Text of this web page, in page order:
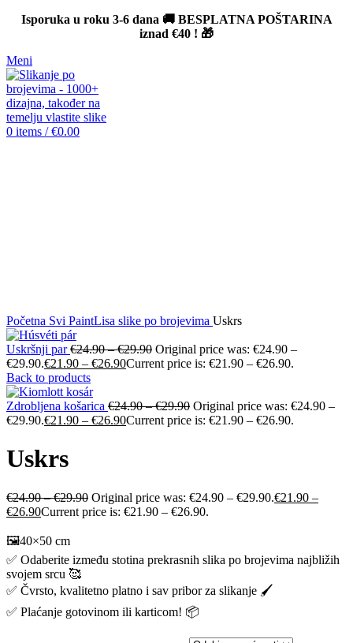
Isporuka u roku 3-6 dana 🚚 BESPLATNA POŠTARINA
iznad €40 ! 🎁
Meni
0 items / €0.00
Početna Svi PaintLisa slike po brojevima Uskrs
Uskršnji par€24.90–€29.90 Original price was: €24.90 –
€29.90.€21.90 – €26.90Current price is: €21.90 – €26.90.
Back to products
Zdrobljena košarica €24.90–€29.90 Original price was: €24.90 –
€29.90.€21.90 – €26.90Current price is: €21.90 – €26.90.
Uskrs
€24.90–€29.90 Original price was: €24.90 – €29.90.€21.90 –
€26.90Current price is: €21.90 – €26.90.
🖼️40×50 cm
✅ Odaberite između stotina prekrasnih slika po brojevima najbližih
svojem srcu 🥰
✅ Čvrsto, kvalitetno platno i sav pribor za slikanje 🖌️
✅ Plaćanje gotovinom ili karticom! 📦